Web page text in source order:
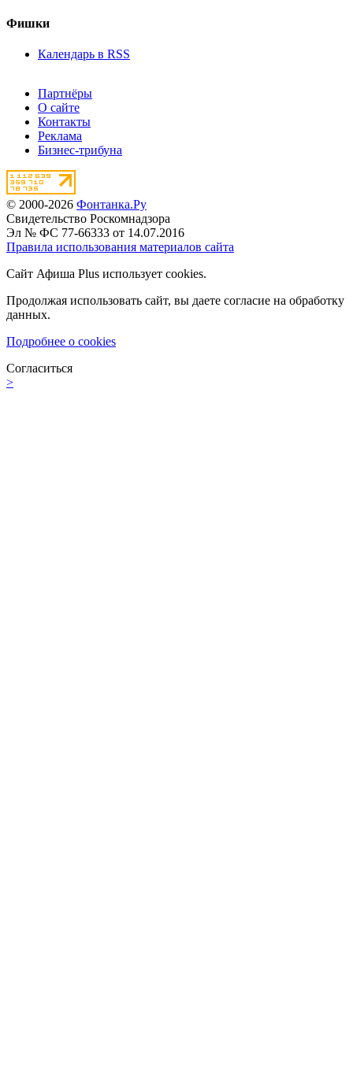
Фишки
Календарь в RSS
Партнёры
О сайте
Контакты
Реклама
Бизнес-трибуна
© 2000-2026 Фонтанка.Ру
Свидетельство Роскомнадзора
Эл № ФС 77-66333 от 14.07.2016
Правила использования материалов сайта
Сайт Афиша Plus использует cookies.
Продолжая использовать сайт, вы даете согласие на обработку
данных.
Подробнее о cookies
Согласиться
>